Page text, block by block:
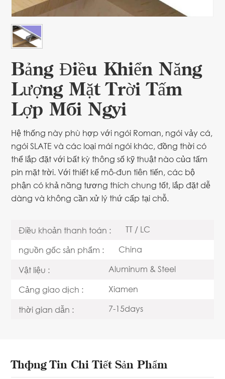
Bảng Điều Khiển Năng
Lượng Mặt Trời Tấm
Lợp Mái Ngói
Hệ thống này phù hợp với ngói Roman, ngói vảy cá,
ngói SLATE và các loại mái ngói khác, đồng thời có
thể lắp đặt với bất kỳ thông số kỹ thuật nào của tấm
pin mặt trời. Với thiết kế mô-đun tiên tiến, các bộ
phận có khả năng tương thích chung tốt, lắp đặt dễ
dàng và không cần xử lý thứ cấp tại chỗ.
Điều khoản thanh toán :
TT / LC
nguồn gốc sản phẩm :
China
Vật liệu :
Aluminum & Steel
Cảng giao dịch :
Xiamen
thời gian dẫn :
7-15days
Thông Tin Chi Tiết Sản Phẩm